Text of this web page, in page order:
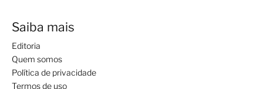
Saiba mais
Editoria
Quem somos
Política de privacidade
Termos de uso